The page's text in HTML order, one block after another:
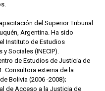
del Superior Tribunal
Argentina. Ha sido
Instituto de Estudios
y Sociales (INECIP).
de Estudios de Justicia de
Consultora externa de la
Bolivia (2006 -2008);
de Acceso a la Justicia de